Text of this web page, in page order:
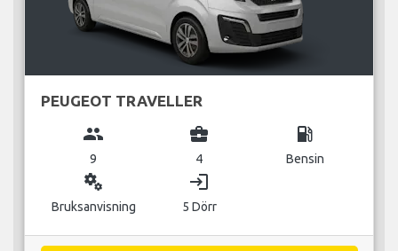
PEUGEOT TRAVELLER
group
9
business_center
4
local_gas_station
Bensin
miscellaneous_services
Bruksanvisning
login
5 Dörr